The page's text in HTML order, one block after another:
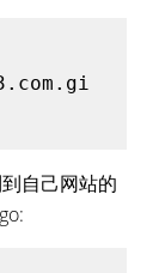
自己网站的